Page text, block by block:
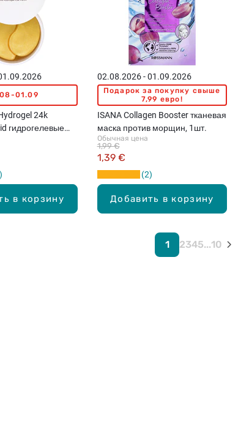
в корзину
01.09
24k
гидрогелевые
вокруг глаз, 60шт
Добавить в корзину
02.08.2026 - 01.09.2026
Подарок за покупку свыше
7,99 евро!
ISANA Collagen Booster тканевая
маска против морщин, 1шт.
Обычная цена
1,39 €
1,99 €
2
1 2345...10